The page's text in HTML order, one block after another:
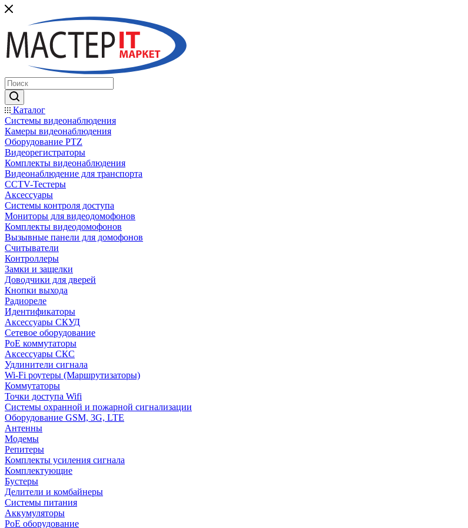
Каталог
Системы видеонаблюдения
Камеры видеонаблюдения
Оборудование PTZ
Видеорегистраторы
Комплекты видеонаблюдения
Видеонаблюдение для транспорта
CCTV-Тестеры
Аксессуары
Системы контроля доступа
Мониторы для видеодомофонов
Комплекты видеодомофонов
Вызывные панели для домофонов
Считыватели
Контроллеры
Замки и защелки
Доводчики для дверей
Кнопки выхода
Радиореле
Идентификаторы
Аксессуары СКУД
Сетевое оборудование
PoE коммутаторы
Аксессуары СКС
Удлинители сигнала
Wi-Fi роутеры (Маршрутизаторы)
Коммутаторы
Точки доступа Wifi
Системы охранной и пожарной сигнализации
Оборудование GSM, 3G, LTE
Антенны
Модемы
Репитеры
Комплекты усиления сигнала
Комплектующие
Бустеры
Делители и комбайнеры
Системы питания
Аккумуляторы
PoE оборудование